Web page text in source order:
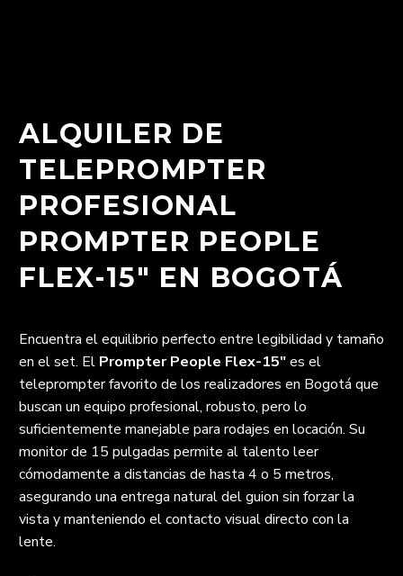
ALQUILER DE
TELEPROMPTER
PROFESIONAL
PROMPTER PEOPLE
FLEX-15″ EN BOGOTÁ
Encuentra el equilibrio perfecto entre legibilidad y tamaño
en el set. El Prompter People Flex-15″es el
teleprompter favorito de los realizadores en Bogotá que
buscan un equipo profesional, robusto, pero lo
suficientemente manejable para rodajes en locación. Su
monitor de 15 pulgadas permite al talento leer
cómodamente a distancias de hasta 4 o 5 metros,
asegurando una entrega natural del guion sin forzar la
vista y manteniendo el contacto visual directo con la
lente.